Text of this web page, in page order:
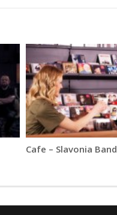
Cafe – Slavonia Band